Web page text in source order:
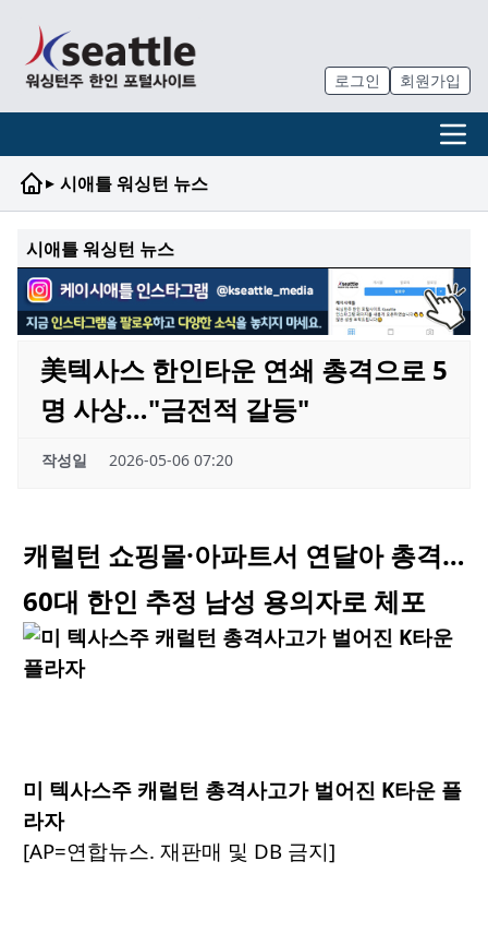
로그인 회원가입
▸ 시애틀 워싱턴 뉴스
시애틀 워싱턴 뉴스
美텍사스 한인타운 연쇄 총격으로 5
명 사상…"금전적 갈등"
작성일 2026-05-06 07:20
캐럴턴 쇼핑몰·아파트서 연달아 총격…
60대 한인 추정 남성 용의자로 체포
미 텍사스주 캐럴턴 총격사고가 벌어진 K타운 플
라자
[AP=연합뉴스. 재판매 및 DB 금지]